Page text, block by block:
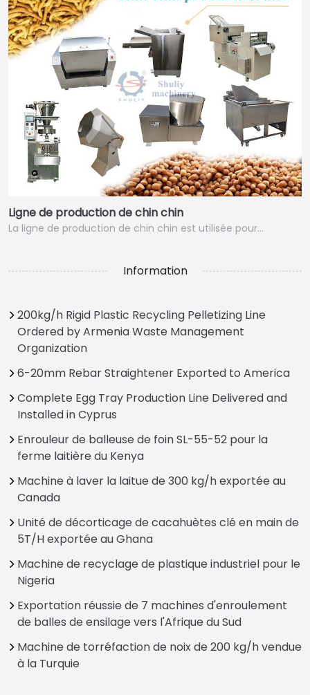
Ligne de production de chin chin
La ligne de production de chin chin est utilisée pour…
Information
200kg/h Rigid Plastic Recycling Pelletizing Line
Ordered by Armenia Waste Management
Organization
6-20mm Rebar Straightener Exported to America
Complete Egg Tray Production Line Delivered and
Installed in Cyprus
Enrouleur de balleuse de foin SL-55-52 pour la
ferme laitière du Kenya
Machine à laver la laitue de 300 kg/h exportée au
Canada
Unité de décorticage de cacahuètes clé en main de
5T/H exportée au Ghana
Machine de recyclage de plastique industriel pour le
Nigeria
Exportation réussie de 7 machines d'enroulement
de balles de ensilage vers l'Afrique du Sud
Machine de torréfaction de noix de 200 kg/h vendue
à la Turquie